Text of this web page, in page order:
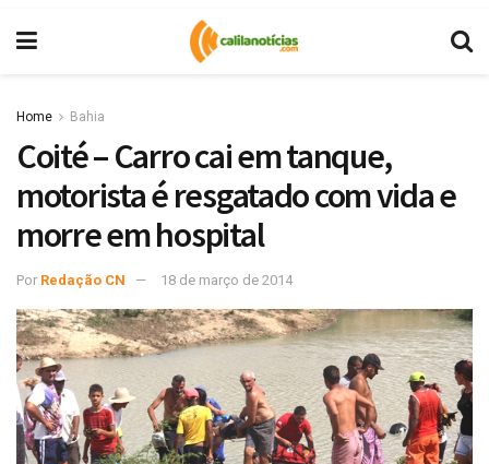
Home Bahia
Coité – Carro cai em tanque,
motorista é resgatado com vida e
morre em hospital
Por Redação CN 18 de março de 2014